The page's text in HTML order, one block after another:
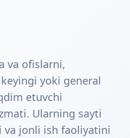
va ofislarni,
yoki general
etuvchi
Ularning sayti
jonli ish faoliyatini